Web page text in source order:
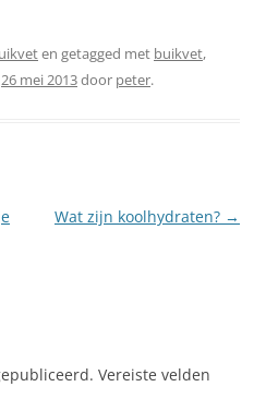
en getagged met buikvet,
26 mei 2013door peter.
Wat zijn koolhydraten? →
Vereiste velden